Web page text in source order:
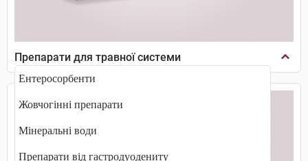
Препарати для травної системи
Ентеросорбенти
Жовчогінні препарати
Мінеральні води
Препарати від гастродуодениту